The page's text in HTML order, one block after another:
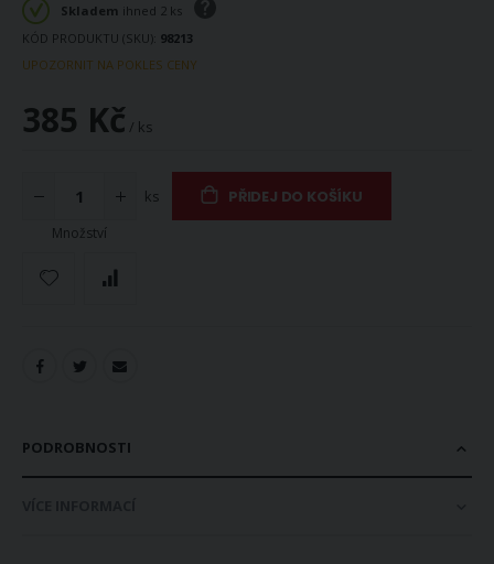
Skladem ihned 2 ks
KÓD PRODUKTU (SKU) 98213
UPOZORNIT NA POKLES CENY
385 Kč / ks
Množství
ks PŘIDEJ DO KOŠÍKU
PODROBNOSTI